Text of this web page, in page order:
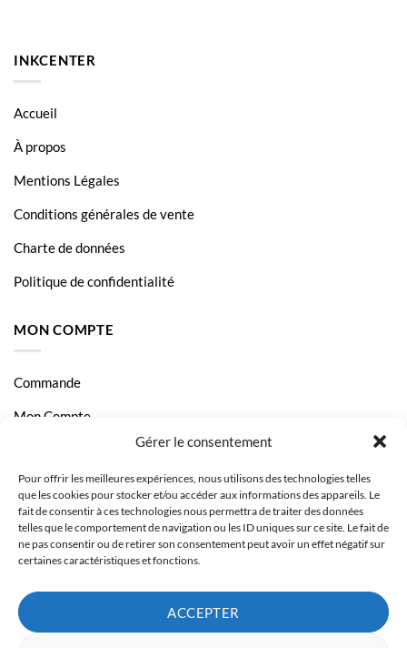
Gérer le consentement
Pour offrir les meilleures expériences, nous utilisons des technologies telles
que les cookies pour stocker et/ou accéder aux informations des appareils. Le
fait de consentir à ces technologies nous permettra de traiter des données
telles que le comportement de navigation ou les ID uniques sur ce site. Le fait de
ne pas consentir ou de retirer son consentement peut avoir un effet négatif sur
certaines caractéristiques et fonctions.
ACCEPTER
INKCENTER
Accueil
À propos
Mentions Légales
Conditions générales de vente
Charte de données
Politique de confidentialité
MON COMPTE
Commande
Mon Compte
Livraison et Paiement
Page Contact